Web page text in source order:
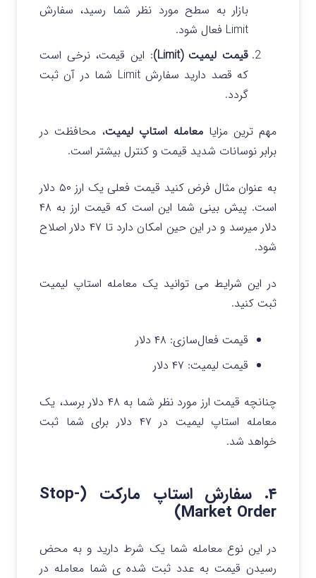
بازار به سطح مورد نظر شما رسید، سفارش
Limit فعال شود.
قیمت لیمیت (Limit)
: این قیمت، نرخی است
که قصد دارید سفارش Limit شما در آن ثبت
گردد.
مهم ترین مزایامعامله استاپ لیمیت، محافظت در
برابر نوسانات شدید قیمت و کنترل بیشتر است.
به عنوان مثال فرض کنید قیمت فعلی یک ارز ۵۰ دلار
است. پیش بینی شما این است که قیمت ارز به ۴۸
دلار میرسد و در این حین امکان دارد تا ۴۷ دلار اصلاح
شود.
در این شرایط می توانید یک معامله استاپ لیمیت
ثبت کنید.
قیمت فعال‌سازی: ۴۸ دلار
قیمت لیمیت: ۴۷ دلار
چنانچه قیمت ارز مورد نظر شما به ۴۸ دلار برسد، یک
معامله استاپ لیمیت در ۴۷ دلار برای شما ثبت
خواهد شد.
۴. سفارش استاپ مارکت (Stop-
Market Order)
در این نوع معامله شما یک شرط دارید و به محض
رسیدن قیمت به عدد ثبت شده ی شما معامله در